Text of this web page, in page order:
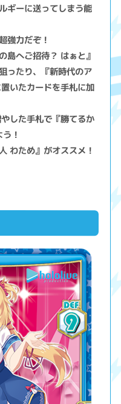
ギーに送ってしまう能
強力だぞ！
島へご招待？ はぁと』
ったり、『新時代のア
いたカードを手札に加
した手札で『勝てるか
！
わため』がオススメ！